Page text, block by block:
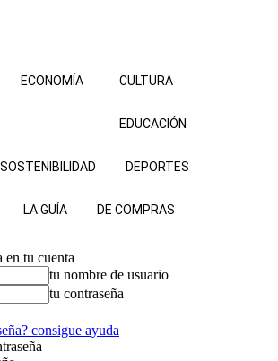
ECONOMÍA CULTURA
EDUCACIÓN
SOSTENIBILIDAD DEPORTES
LA GUÍA DE COMPRAS
en tu cuenta
tu nombre de usuario
tu contraseña
consigue ayuda